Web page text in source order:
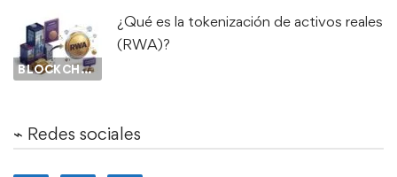
BLOCKCHAIN
¿Qué es la tokenización de activos reales
(RWA)?
⌁ Redes sociales